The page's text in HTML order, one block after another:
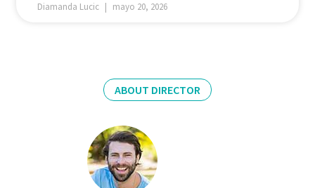
Diamanda Lucic mayo 20, 2026
ABOUT DIRECTOR